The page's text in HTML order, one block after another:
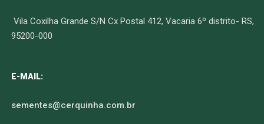
Vila Coxilha Grande S/N Cx Postal 412, Vacaria 6º distrito- RS,
95200-000
E-MAIL:
sementes@cerquinha.com.br